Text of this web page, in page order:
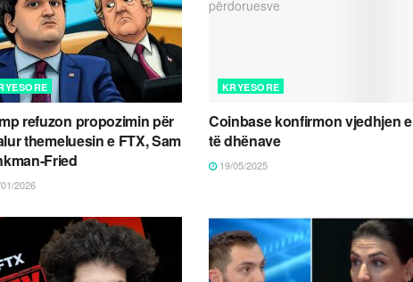
refuzon propozimin për
themeluesin e FTX, Sam
Fried
2026
KRYESORE
Coinbase konfirmon vjedhjen e
të dhënave
19/05/2025